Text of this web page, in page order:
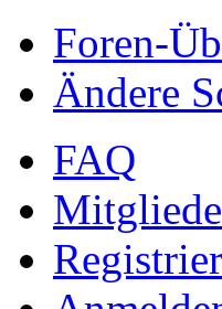
Foren-
Ändere
FAQ